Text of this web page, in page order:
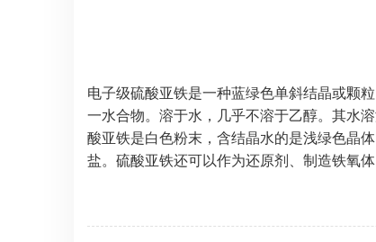
电子级硫酸亚铁是一种蓝绿色单斜结晶或
一水合物。溶于水，几乎不溶于乙醇。其水
酸亚铁是白色粉末，含结晶水的是浅绿色晶
盐。硫酸亚铁还可以作为还原剂、制造铁氧